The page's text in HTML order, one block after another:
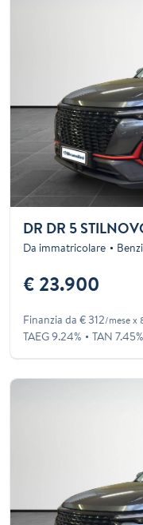
DR DR 5
Da immatricolare
€ 23.900
Finanzia da € 312/mese x
TAEG 9.24% TAN 7.45%